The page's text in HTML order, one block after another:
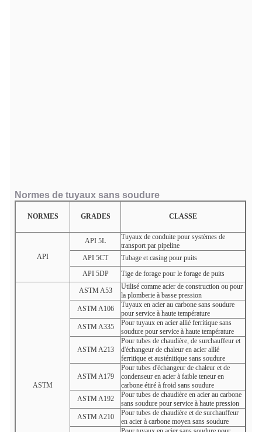
Normes de tuyaux sans soudure
NORMES GRADES CLASSE
API
API 5L
Tuyaux de conduite pour systèmes de
transport par pipeline
API 5CT
Tubage et casing pour puits
API 5DP
Tige de forage pour le forage de puits
ASTM
ASTM A53
Utilisé comme acier de construction ou pour
la plomberie à basse pression
ASTM A106
Tuyaux en acier au carbone sans soudure
pour service à haute température
ASTM A335
Pour tuyaux en acier allié ferritique sans
soudure pour service à haute température
ASTM A213
Pour tubes de chaudière, de surchauffeur et
d'échangeur de chaleur en acier allié
ferritique et austénitique sans soudure
ASTM A179
Pour tubes d'échangeur de chaleur et de
condenseur en acier à faible teneur en
carbone étiré à froid sans soudure
ASTM A192
Pour tubes de chaudière en acier au carbone
sans soudure pour service à haute pression
ASTM A210
Pour tubes de chaudière et de surchauffeur
en acier à carbone moyen sans soudure